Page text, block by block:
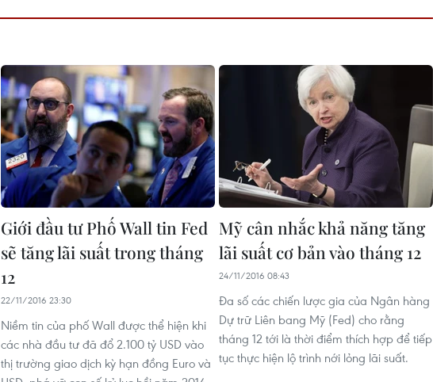
Giới đầu tư Phố Wall tin Fed
sẽ tăng lãi suất trong tháng
12
22/11/2016 23:30
Niềm tin của phố Wall được thể hiện khi
các nhà đầu tư đã đổ 2.100 tỷ USD vào
thị trường giao dịch kỳ hạn đồng Euro và
Mỹ cân nhắc khả năng tăng
lãi suất cơ bản vào tháng 12
24/11/2016 08:43
Đa số các chiến lược gia của Ngân hàng
Dự trữ Liên bang Mỹ (Fed) cho rằng
tháng 12 tới là thời điểm thích hợp để tiếp
tục thực hiện lộ trình nới lỏng lãi suất.